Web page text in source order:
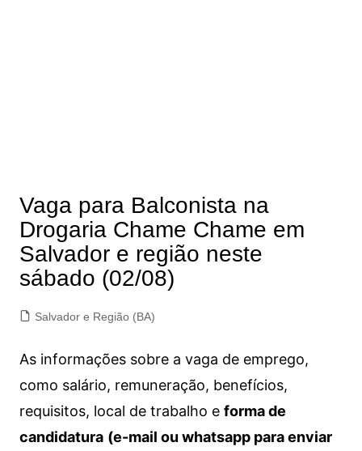
Vaga para Balconista na
Drogaria Chame Chame em
Salvador e região neste
sábado (02/08)
Salvador e Região (BA)
As informações sobre a vaga de emprego,
como salário, remuneração, benefícios,
requisitos, local de trabalho e forma de
candidatura (e-mail ou whatsapp para enviar